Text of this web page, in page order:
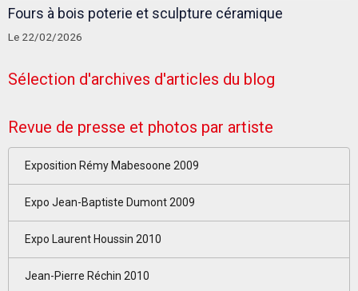
Fours à bois poterie et sculpture céramique
Le 22/02/2026
Sélection d'archives d'articles du blog
Revue de presse et photos par artiste
Exposition Rémy Mabesoone 2009
Expo Jean-Baptiste Dumont 2009
Expo Laurent Houssin 2010
Jean-Pierre Réchin 2010